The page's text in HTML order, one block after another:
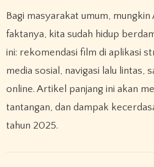
Bagi masyarakat umum,
faktanya, kita sudah hidup
ini: rekomendasi film di aplikasi
media sosial, navigasi lalu lintas,
online. Artikel panjang ini akan
tantangan, dan dampak
tahun 2025.